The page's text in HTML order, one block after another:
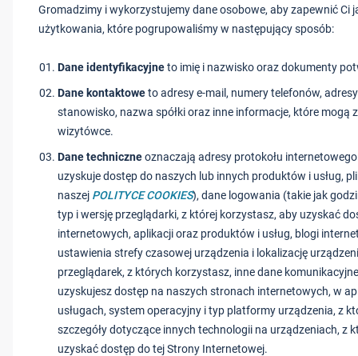
Gromadzimy i wykorzystujemy dane osobowe, aby zapewnić Ci
użytkowania, które pogrupowaliśmy w następujący sposób:
Dane identyfikacyjneto imię i nazwisko oraz dokumenty
Dane kontaktoweto adresy e-mail, numery telefonów,
stanowisko, nazwa spółki oraz inne informacje, które mogą
wizytówce.
Dane techniczneoznaczają adresy protokołu
uzyskuje dostęp do naszych lub innych produktów i usług,
naszej POLITYCE COOKIES), dane logowania (takie jak
typ i wersję przeglądarki, z której korzystasz, aby uzyskać
internetowych, aplikacji oraz produktów i usług, blogi
ustawienia strefy czasowej urządzenia i lokalizację
przeglądarek, z których korzystasz, inne dane
uzyskujesz dostęp na naszych stronach internetowych, w
usługach, system operacyjny i typ platformy urządzenia, z
szczegóły dotyczące innych technologii na urządzeniach, z
uzyskać dostęp do tej Strony Internetowej.